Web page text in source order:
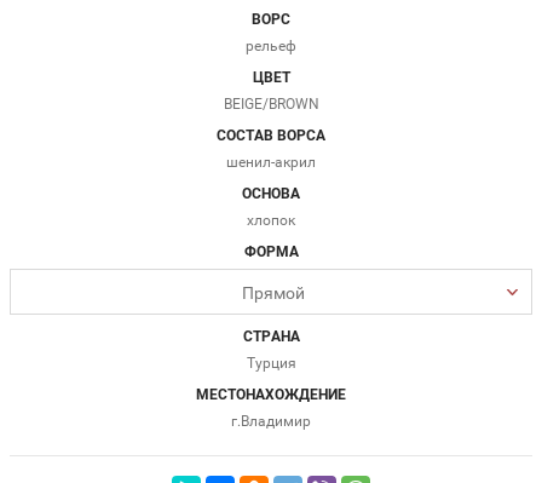
ВОРС
рельеф
ЦВЕТ
BEIGE/BROWN
СОСТАВ ВОРСА
шенил-акрил
ОСНОВА
хлопок
ФОРМА
Прямой
СТРАНА
Турция
МЕСТОНАХОЖДЕНИЕ
г.Владимир